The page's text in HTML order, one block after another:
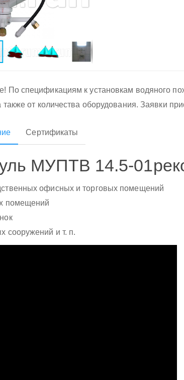
По спецификациям к установкам водяного
также от количества оборудования. Заявки
Сертификаты
МУПТВ 14.5-
офисных и торговых помещений
помещений
сооружений и т. п.